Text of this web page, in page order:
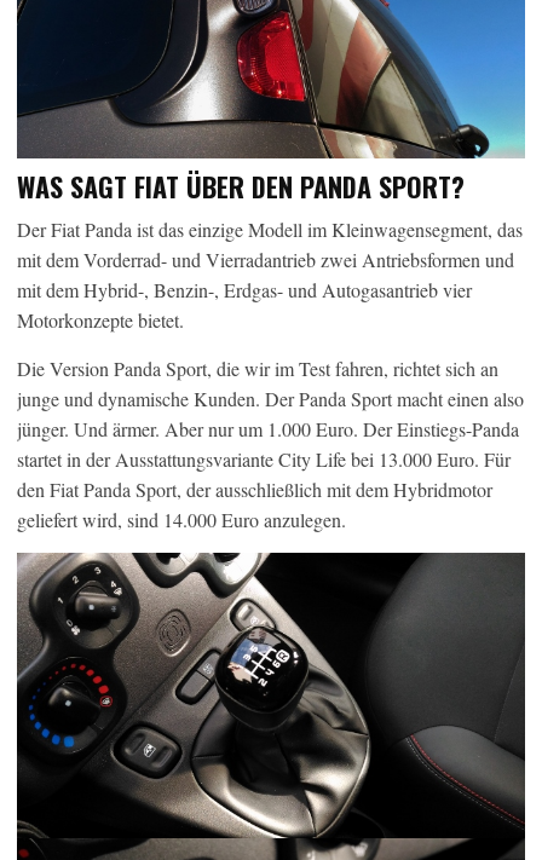
WAS SAGT FIAT ÜBER DEN PANDA SPORT?
Der Fiat Panda ist das einzige Modell im Kleinwagensegment, das
mit dem Vorderrad- und Vierradantrieb zwei Antriebsformen und
mit dem Hybrid-, Benzin-, Erdgas- und Autogasantrieb vier
Motorkonzepte bietet.
Die Version Panda Sport, die wir im Test fahren, richtet sich an
junge und dynamische Kunden. Der Panda Sport macht einen also
jünger. Und ärmer. Aber nur um 1.000 Euro. Der Einstiegs-Panda
startet in der Ausstattungsvariante City Life bei 13.000 Euro. Für
den Fiat Panda Sport, der ausschließlich mit dem Hybridmotor
geliefert wird, sind 14.000 Euro anzulegen.